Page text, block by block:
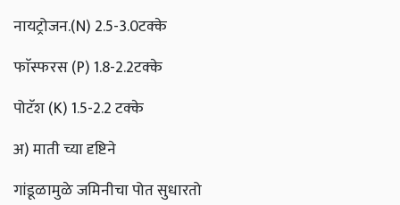
नायट्रोजन.(N) 2.5-3.0टक्के
फाॅस्फरस (P) 1.8-2.2टक्के
पोटॅश (K) 1.5-2.2 टक्के
अ) माती च्या दृष्टिने
गांडूळामुळे जमिनीचा पोत सुधारतो